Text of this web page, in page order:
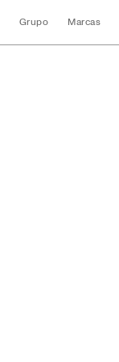
Grupo Marcas